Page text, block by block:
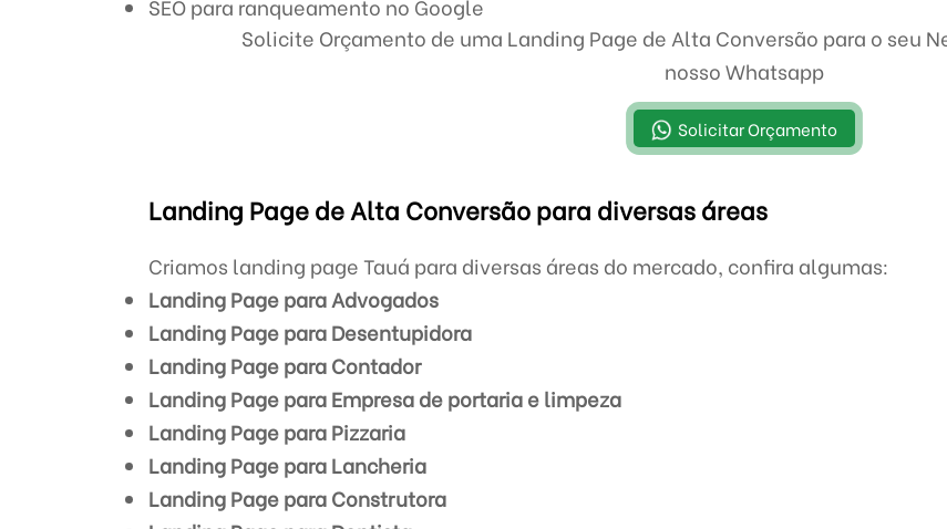
SEO para ranqueamento no Google
Solicite Orçamento de uma Landing Page de Alta Conversão para o seu
nosso Whatsapp
Solicitar Orçamento
Landing Page de Alta Conversão para diversas áreas
Criamos landing page Tauá para diversas áreas do mercado, confira algumas:
Landing Page para Advogados
Landing Page para Desentupidora
Landing Page para Contador
Landing Page para Empresa de portaria e limpeza
Landing Page para Pizzaria
Landing Page para Lancheria
Landing Page para Construtora